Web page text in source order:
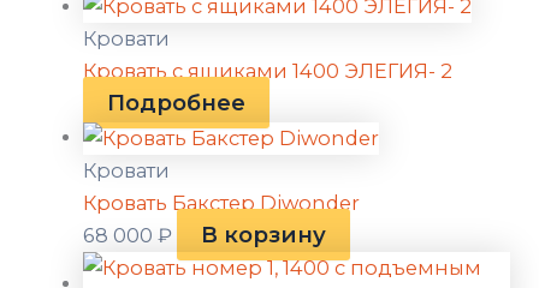
Кровати
Кровать с ящиками 1400 ЭЛЕГИЯ- 2
Подробнее
Кровати
Кровать Бакстер Diwonder
68 000₽ В корзину